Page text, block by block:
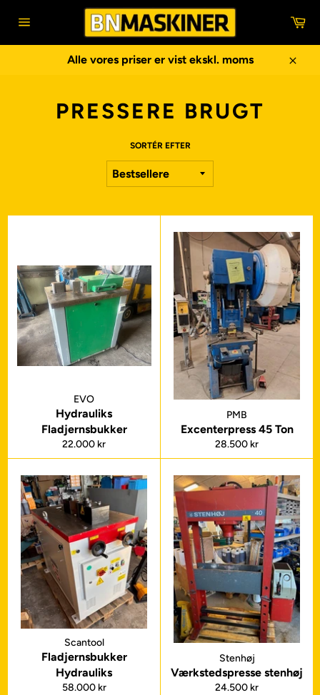
Sidenavigering
Alle vores priser er vist ekskl. moms
PRESSERE BRUGT
SORTÉR EFTER
EVO
Hydrauliks
Fladjernsbukker
Normalpris
22.000 kr
PMB
Excenterpress 45 Ton
Normalpris
28.500 kr
Scantool
Fladjernsbukker
Hydrauliks
Normalpris
58.000 kr
Stenhøj
Værkstedspresse stenhøj
Normalpris
24.500 kr